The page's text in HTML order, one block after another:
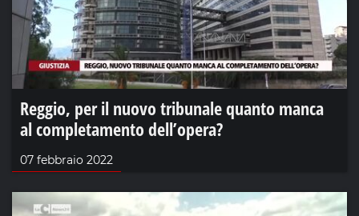
Reggio, per il nuovo tribunale quanto manca
al completamento dell’opera?
07 febbraio 2022